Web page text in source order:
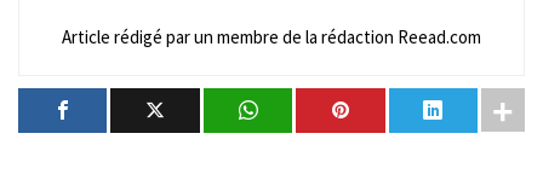
Article rédigé par un membre de la rédaction Reead.com